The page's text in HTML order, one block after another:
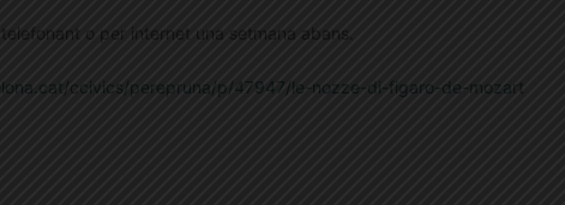
o per internet una setmana abans.
ccivics/perepruna/p/47947/le-nozze-di-figaro-de-mozart